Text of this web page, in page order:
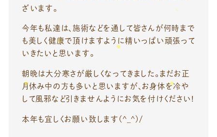
ざいます。
今年も私達は、施術などを通して皆さんが何時まで
も美しく健康で頂けますように精いっぱい頑張って
いきたいと思います。
朝晩は大分寒さが厳しくなってきました。まだお正
月休み中の方も多いと思いますが、お身体を冷や
して風邪など引きませんようにお気を付けください!
本年も宜しくお願い致します(^_^)/